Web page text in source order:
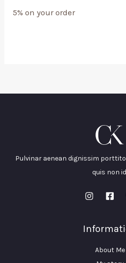
5% on your order
Pulvinar aenean dignissim
quis non
About Me